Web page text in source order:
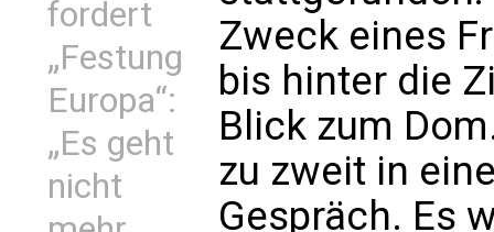
fordert
„Festung
Europa“:
„Es geht
nicht
Zweck eines
bis hinter die
Blick zum
zu zweit in
Gespräch. Es